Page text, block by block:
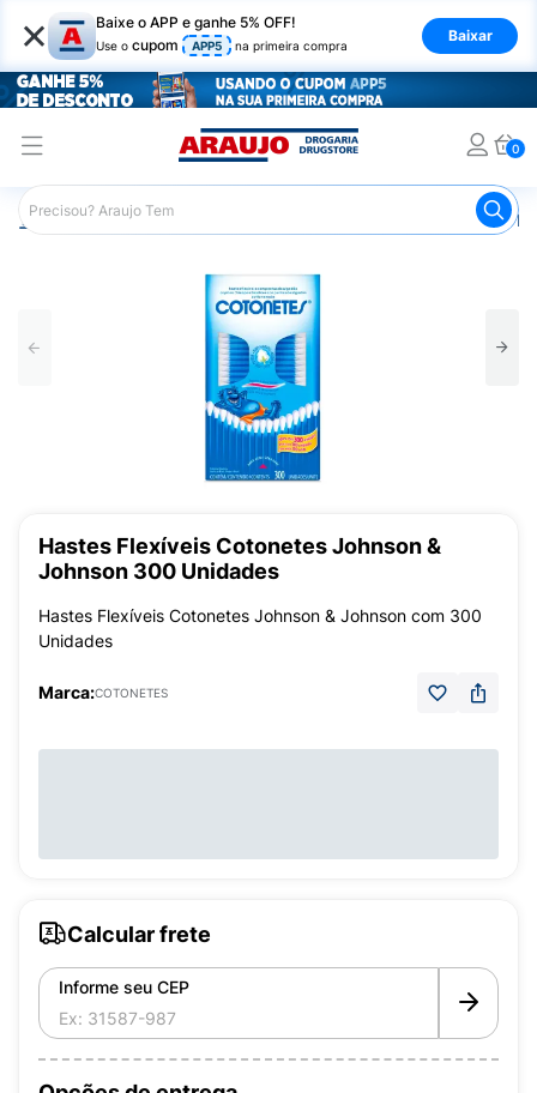
× Baixe o APP e ganhe 5% OFF!
Use o cupom APP5 na primeira compra
Baixar
0
Araujo Higiene Pessoal Hastes Flexíveis
Hastes Flexíveis Cotonetes Johnson &
Johnson 300 Unidades
Hastes Flexíveis Cotonetes Johnson & Johnson com 300
Unidades
Marca:COTONETES
Calcular frete
Informe seu CEP